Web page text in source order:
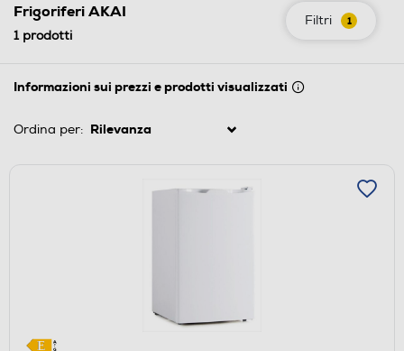
Filtri 1
Frigoriferi AKAI
1prodotti
Informazioni sui prezzi e prodotti visualizzati
Ordina per: